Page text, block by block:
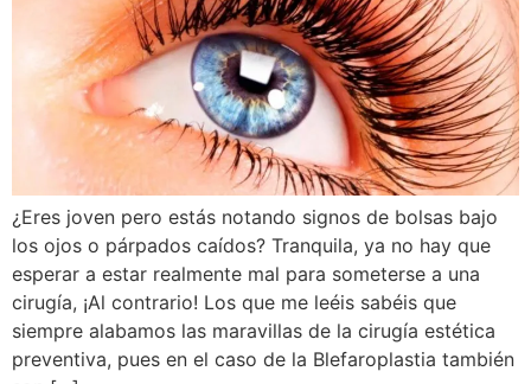
¿Eres joven pero estás notando signos de bolsas bajo
los ojos o párpados caídos? Tranquila, ya no hay que
esperar a estar realmente mal para someterse a una
cirugía, ¡Al contrario! Los que me leéis sabéis que
siempre alabamos las maravillas de la cirugía estética
preventiva, pues en el caso de la Blefaroplastia también